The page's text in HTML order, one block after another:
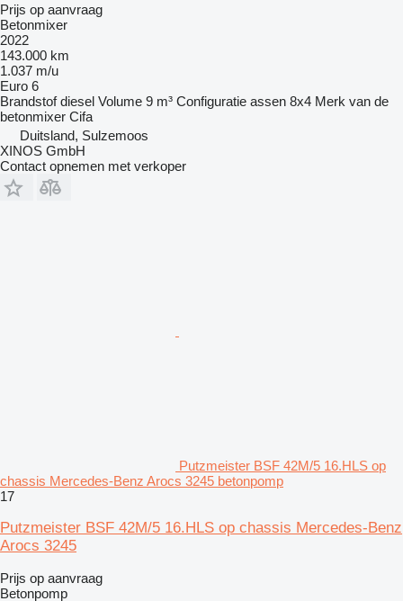
Prijs op aanvraag
Betonmixer
2022
143.000 km
1.037 m/u
Euro 6
Brandstof diesel Volume 9 m³ Configuratie assen 8x4 Merk van de
betonmixer Cifa
Duitsland, Sulzemoos
XINOS GmbH
Contact opnemen met verkoper
Putzmeister BSF 42M/5 16.HLS op
chassis Mercedes-Benz Arocs 3245 betonpomp
17
Putzmeister BSF 42M/5 16.HLS op chassis Mercedes-Benz
Arocs 3245
Prijs op aanvraag
Betonpomp